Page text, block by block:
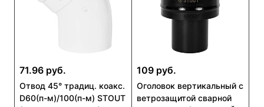
71.96 руб.
Отвод 45° традиц. коакс.
D60(п-м)/100(п-м) STOUT
109 руб.
Оголовок вертикальный с
ветрозащитой сварной